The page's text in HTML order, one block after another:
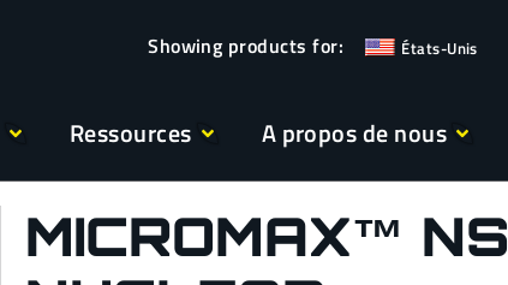
États-Unis
Ressources A propos de nous
MICROMAX™ NS